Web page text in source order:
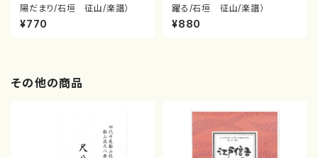
陽だまり/石垣 征山/楽譜）
¥770
躍る/石垣 征山/楽譜）
¥880
その他の商品